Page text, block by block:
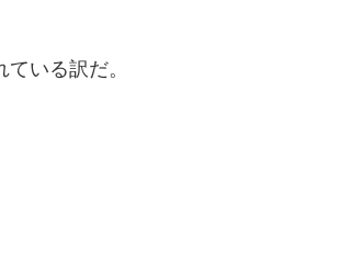
いる訳だ。